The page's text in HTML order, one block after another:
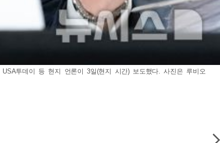
투데이 등 현지 언론이 3일(현지 시간) 보도했다. 사진은 루비오